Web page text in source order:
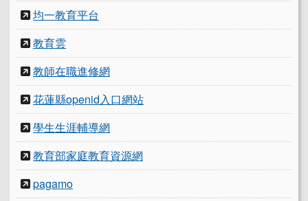
均一教育平台
教育雲
教師在職進修網
花蓮縣openid入口網站
學生生涯輔導網
教育部家庭教育資源網
pagamo